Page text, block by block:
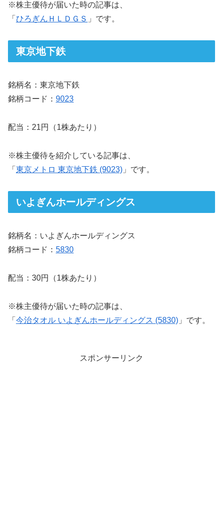
※株主優待が届いた時の記事は、
「 ひろぎんＨＬＤＧＳ 」です。
東京地下鉄
銘柄名：東京地下鉄
銘柄コード： 9023
配当：21円（1株あたり）
※株主優待を紹介している記事は、
「 東京メトロ 東京地下鉄 (9023) 」です。
いよぎんホールディングス
銘柄名：いよぎんホールディングス
銘柄コード： 5830
配当：30円（1株あたり）
※株主優待が届いた時の記事は、
「 今治タオル いよぎんホールディングス (5830) 」です。
スポンサーリンク